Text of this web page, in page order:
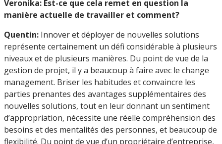
Veronika: Est-ce que cela remet en question la
manière actuelle de travailler et comment?
Quentin: Innover et déployer de nouvelles solutions
représente certainement un défi considérable à plusieurs
niveaux et de plusieurs manières. Du point de vue de la
gestion de projet, il y a beaucoup à faire avec le change
management. Briser les habitudes et convaincre les
parties prenantes des avantages supplémentaires des
nouvelles solutions, tout en leur donnant un sentiment
d’appropriation, nécessite une réelle compréhension des
besoins et des mentalités des personnes, et beaucoup de
flexibilité. Du point de vue d’un propriétaire d’entreprise,